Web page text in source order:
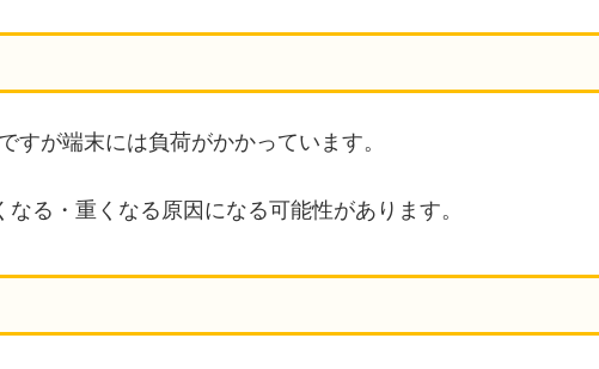
すが端末には負荷がかかっています。
る・重くなる原因になる可能性があります。